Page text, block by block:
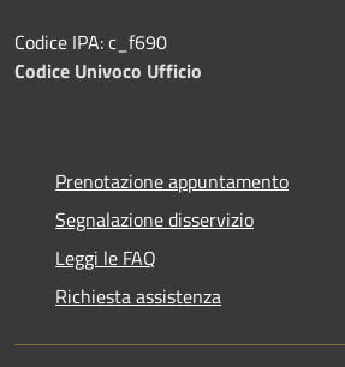
Codice IPA: c_f690
Codice Univoco Ufficio
Prenotazione appuntamento
Segnalazione disservizio
Leggi le FAQ
Richiesta assistenza